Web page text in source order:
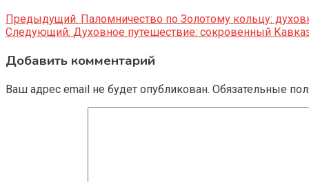
Предыдущий: Паломничество по Золотому кольцу:
Следующий: Духовное путешествие: сокровенный
Добавить комментарий
Ваш адрес email не будет опубликован. Обязательные